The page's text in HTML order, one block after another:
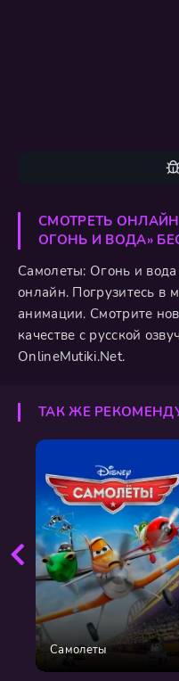
СМОТРЕТЬ
ОГОНЬ И ВОДА»
Самолеты: Огонь и
онлайн. Погрузитесь в
анимации. Смотрите
качестве с русской
OnlineMutiki.Net.
ТАК ЖЕ
Самолеты